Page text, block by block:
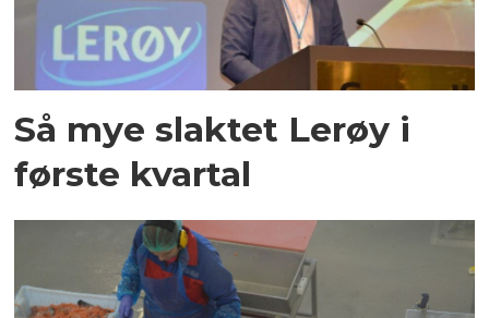
Så mye slaktet Lerøy i
første kvartal